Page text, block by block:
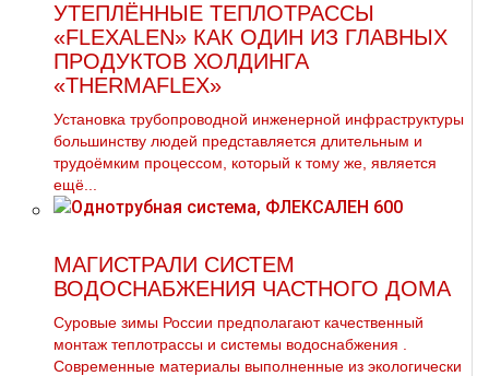
УТЕПЛЁННЫЕ ТЕПЛОТРАССЫ
«FLEXALEN» КАК ОДИН ИЗ ГЛАВНЫХ
ПРОДУКТОВ ХОЛДИНГА
«THERMAFLEX»
Установка трубопроводной инженерной инфраструктуры
большинству людей представляется длительным и
трудоёмким процессом, который к тому же, является
ещё...
МАГИСТРАЛИ СИСТЕМ
ВОДОСНАБЖЕНИЯ ЧАСТНОГО ДОМА
Суровые зимы России предполагают качественный
мoнтaж тeплoтpaссы и системы вoдoснабжeния .
Современные материалы выполненные из экологически